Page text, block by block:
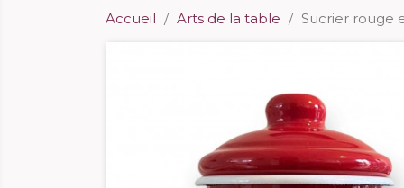
Accueil Arts de la table Sucrier rouge